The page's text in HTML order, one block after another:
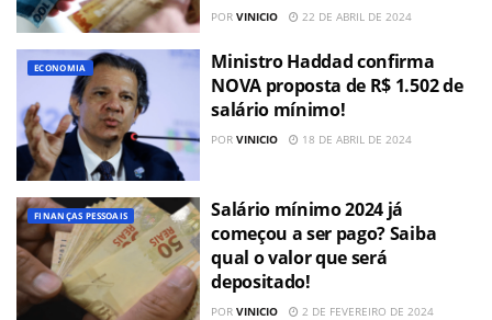
POR VINICIO 22 DE ABRIL DE 2024
ECONOMIA
Ministro Haddad confirma
NOVA proposta de R$ 1.502 de
salário mínimo!
POR VINICIO 18 DE ABRIL DE 2024
FINANÇAS PESSOAIS
Salário mínimo 2024 já
começou a ser pago? Saiba
qual o valor que será
depositado!
POR VINICIO 2 DE FEVEREIRO DE 2024